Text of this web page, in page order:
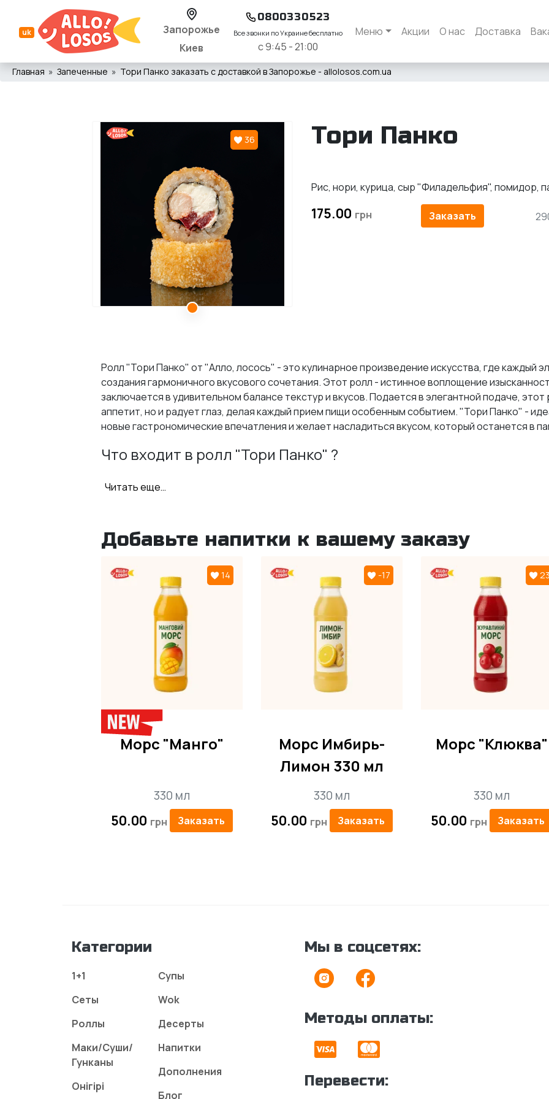
uk
Запорожье
Киев
0800330523
Все звонки по Украине бесплатно
с 9:45 - 21:00
Меню Акции О нас Доставка
Главная Запеченные Тори Панко заказать с доставкой в Запорожье - allolosos.com.ua
36 Тори Панко
Рис, нори, курица, сыр "Филадельфия", помидор,
175.00 Заказать
Ролл "Тори Панко" от "Алло, лосось" - это кулинарное произведение искусства, где каждый
создания гармоничного вкусового сочетания. Этот ролл - истинное воплощение
заключается в удивительном балансе текстур и вкусов. Подается в элегантной подаче,
аппетит, но и радует глаз, делая каждый прием пищи особенным событием. "Тори Панко" -
новые гастрономические впечатления и желает насладиться вкусом, который останется в
Что входит в ролл "Тори Панко" ?
Рис;
Помидор;
Заказывайте ролл "Тори Панко" с доставкой у нас
"Алло, лосось"
гарантирует, что каждый ваш заказ будет доставлен в самом
важна свежесть и качество блюд японской кухни, поэтому наша служба доставки работает
или другое блюдо дошло до вас в идеальном состоянии. Вы можете рассчитывать на нас,
вкусом дома или в офисе. С "Алло, лосось" вкусные и свежие японские блюда всегда рядом.
Читать еще…
Добавьте напитки к вашему заказу
14
Морс "Манго"
330 мл
50.00 Заказать
-17
Морс Имбирь-
Лимон 330 мл
330 мл
50.00 Заказать
23
Морс "Клюква"
330 мл
50.00 Заказать
Категории
1+1
Сеты
Роллы
Маки/Суши/
Гунканы
Онігірі
Супы
Wok
Десерты
Напитки
Дополнения
Блог
Мы в соцсетях:
Методы оплаты:
Перевести: